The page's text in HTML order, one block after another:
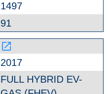
1497
91
launch
2017
FULL HYBRID EV-